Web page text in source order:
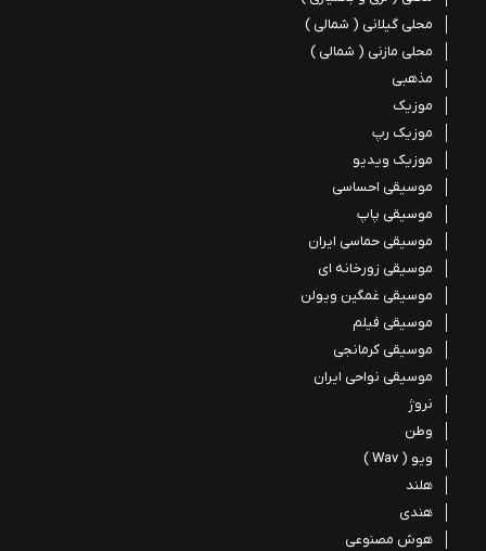
محلی گیلانی ( شمالی )
محلی مازنی ( شمالی )
مذهبی
موزیک
موزیک رپ
موزیک ویدیو
موسیقی احساسی
موسیقی پاپ
موسیقی حماسی ایران
موسیقی زورخانه ای
موسیقی غمگین ویولن
موسیقی فیلم
موسیقی کرمانجی
موسیقی نواحی ایران
نروژ
وطن
ویو ( Wav )
هلند
هندی
هوش مصنوعی